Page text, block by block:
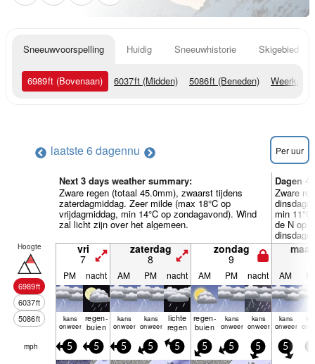
Sneeuwvoorspelling Huidig Sneeuwhistorie Skigebied
6989ft (Bovenaan) 6037ft (Midden) 5086ft (Beneden)
laatste 6 dagennu Per uur
Next 3 days weather summary:
Zware regen (totaal 45.0mm), zwaarst tijdens
zaterdagmiddag. Zeer milde (max 18°C op
vrijdagmiddag, min 14°C op zondagavond). Wind
zal licht zijn over het algemeen.
Dagen
Zware
min
de N op
Hoogte
6989ft
6037ft
5086ft
vri
7
zaterdag
8
zondag
9
PM nacht AM PM nacht AM PM nacht AM
kans
onweer
regen­
buien
kans
onweer
kans
onweer
lichte
regen
regen­
buien
kans
onweer
kans
onweer
kans
onweer
mph 5 5 5 5 5 5 5 5 5